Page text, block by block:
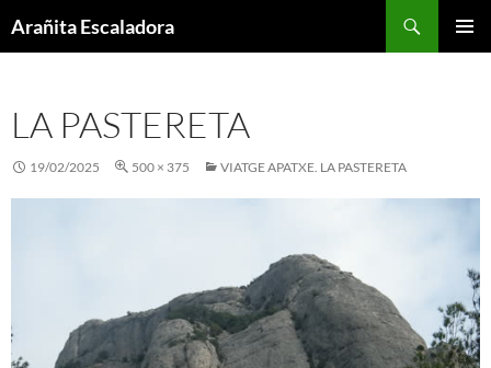
toArañita Escaladora
LA PASTERETA
19/02/2025 500 × 375 VIATGE APATXE. LA PASTERETA